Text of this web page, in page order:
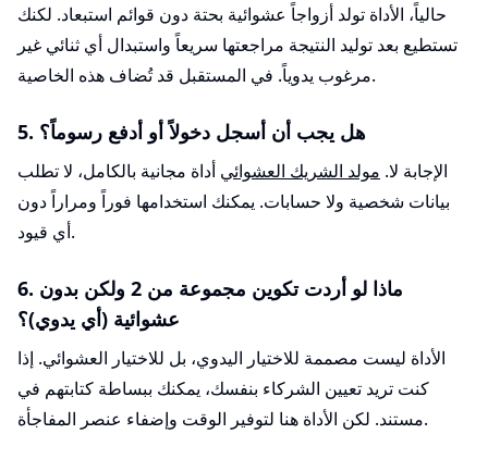
حالياً، الأداة تولد أزواجاً عشوائية بحتة دون قوائم استبعاد. لكنك
تستطيع بعد توليد النتيجة مراجعتها سريعاً واستبدال أي ثنائي غير
مرغوب يدوياً. في المستقبل قد تُضاف هذه الخاصية.
5. هل يجب أن أسجل دخولاً أو أدفع رسوماً؟
الإجابة لا. مولد الشريك العشوائي أداة مجانية بالكامل، لا تطلب
بيانات شخصية ولا حسابات. يمكنك استخدامها فوراً ومراراً دون
أي قيود.
6. ماذا لو أردت تكوين مجموعة من 2 ولكن بدون
عشوائية (أي يدوي)؟
الأداة ليست مصممة للاختيار اليدوي، بل للاختيار العشوائي. إذا
كنت تريد تعيين الشركاء بنفسك، يمكنك ببساطة كتابتهم في
مستند. لكن الأداة هنا لتوفير الوقت وإضفاء عنصر المفاجأة.